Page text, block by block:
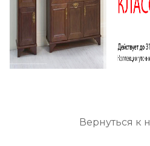
Вернуться к